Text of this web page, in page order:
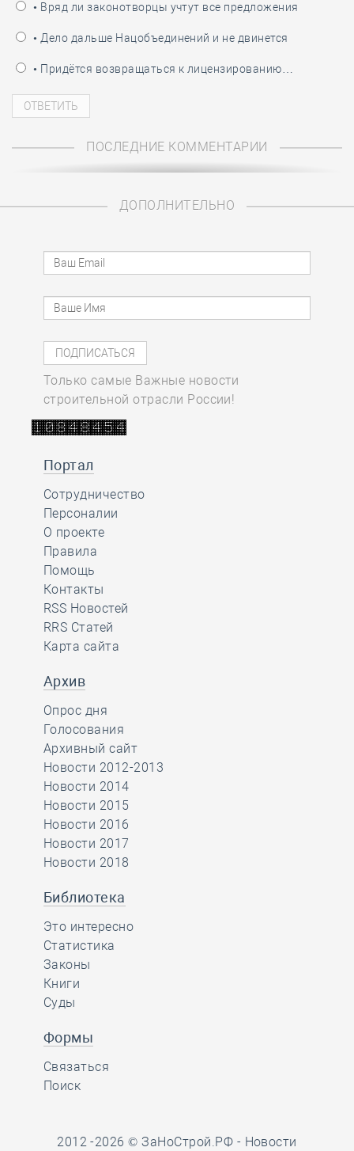
• Вряд ли законотворцы учтут все предложения
• Дело дальше Нацобъединений и не двинется
• Придётся возвращаться к лицензированию…
ПОСЛЕДНИЕ КОММЕНТАРИИ
ДОПОЛНИТЕЛЬНО
Только самые Важные новости
строительной отрасли России!
Портал
Сотрудничество
Персоналии
О проекте
Правила
Помощь
Контакты
RSS Новостей
RRS Статей
Карта сайта
Архив
Опрос дня
Голосования
Архивный сайт
Новости 2012-2013
Новости 2014
Новости 2015
Новости 2016
Новости 2017
Новости 2018
Библиотека
Это интересно
Статистика
Законы
Книги
Суды
Формы
Связаться
Поиск
2012 -2026 © ЗаНоСтрой.РФ - Новости